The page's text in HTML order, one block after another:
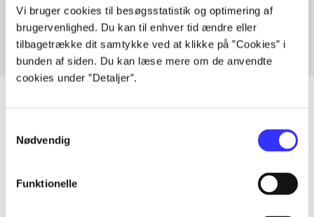
Vi bruger cookies til besøgsstatistik og optimering af
brugervenlighed. Du kan til enhver tid ændre eller
tilbagetrække dit samtykke ved at klikke på ”Cookies” i
bunden af siden. Du kan læse mere om de anvendte
cookies under ”Detaljer”.
Nødvendig
Funktionelle
In
Articles